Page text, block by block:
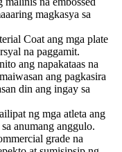
magkasya sa
Coat ang mga plate
na paggamit.
ang napakataas na
ang pagkasira
din ang ingay sa
ng mga atleta ang
anumang anggulo.
grade na